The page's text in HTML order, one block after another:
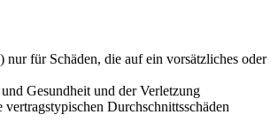
für Schäden, die auf ein vorsätzliches oder
Gesundheit und der Verletzung
Durchschnittsschäden